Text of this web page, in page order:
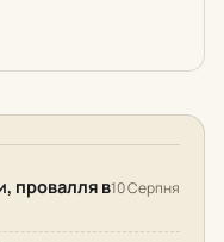
провалля в10 Серпня